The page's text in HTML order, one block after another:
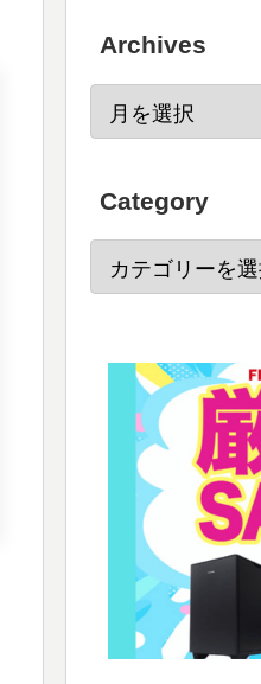
Archives
Category